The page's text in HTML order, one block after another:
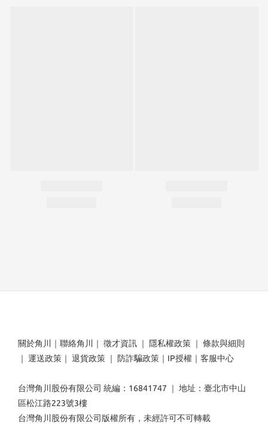
關於角川 ｜ 聯絡角川 ｜ 徵才資訊 ｜ 隱私權政策 ｜ 條款與細則
｜ 運送政策 ｜ 退貨政策 ｜ 防詐騙政策 ｜ IP授權 ｜ 客服中心
台灣角川股份有限公司 統編：16841747 ｜ 地址：臺北市中山
區松江路223號3樓
台灣角川股份有限公司版權所有，未經許可不可轉載